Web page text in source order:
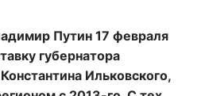
Путин 17 февраля
губернатора
Ильковского,